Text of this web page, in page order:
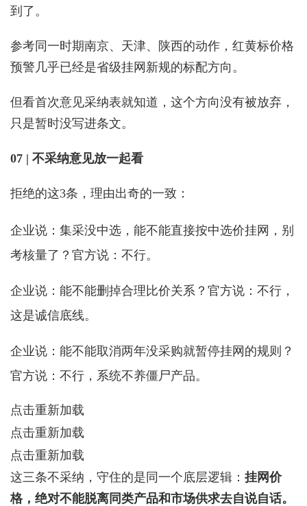
到了。
参考同一时期南京、天津、陕西的动作，红黄标价格
预警几乎已经是省级挂网新规的标配方向。
但看首次意见采纳表就知道，这个方向没有被放弃，
只是暂时没写进条文。
07 | 不采纳意见放一起看
拒绝的这3条，理由出奇的一致：
企业说：集采没中选，能不能直接按中选价挂网，别
考核量了？官方说：不行。
企业说：能不能删掉合理比价关系？官方说：不行，
这是诚信底线。
企业说：能不能取消两年没采购就暂停挂网的规则？
官方说：不行，系统不养僵尸产品。
点击重新加载
点击重新加载
点击重新加载
这三条不采纳，守住的是同一个底层逻辑： 挂网价
格，绝对不能脱离同类产品和市场供求去自说自话。